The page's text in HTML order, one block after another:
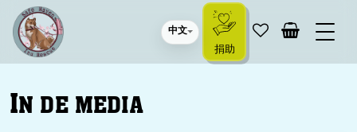
中文
捐助
IN DE MEDIA